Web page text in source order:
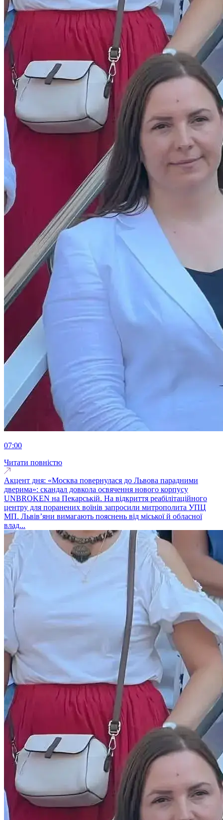
07:00
Читати повністю
Акцент дня: «Москва повернулася до Львова парадними
дверима»: скандал довкола освячення нового корпусу
UNBROKEN на Пекарській. На відкриття реабілітаційного
центру для поранених воїнів запросили митрополита УПЦ
МП. Львів’яни вимагають пояснень від міської й обласної
влад...